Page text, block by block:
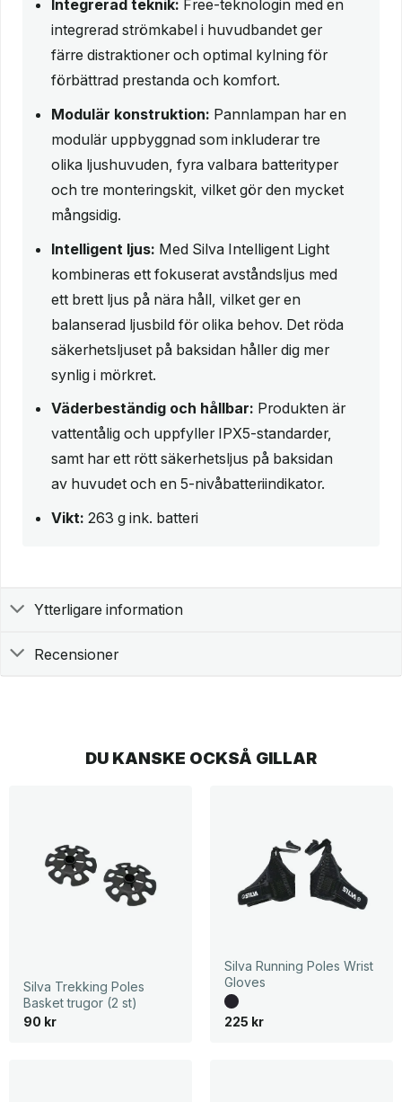
Integrerad teknik: Free-teknologin med en
integrerad strömkabel i huvudbandet ger
färre distraktioner och optimal kylning för
förbättrad prestanda och komfort.
Modulär konstruktion: Pannlampan har en
modulär uppbyggnad som inkluderar tre
olika ljushuvuden, fyra valbara batterityper
och tre monteringskit, vilket gör den mycket
mångsidig.
Intelligent ljus: Med Silva Intelligent Light
kombineras ett fokuserat avståndsljus med
ett brett ljus på nära håll, vilket ger en
balanserad ljusbild för olika behov. Det röda
säkerhetsljuset på baksidan håller dig mer
synlig i mörkret.
Väderbeständig och hållbar: Produkten är
vattentålig och uppfyller IPX5-standarder,
samt har ett rött säkerhetsljus på baksidan
av huvudet och en 5-nivåbatteriindikator.
Vikt: 263 g ink. batteri
Ytterligare information
Recensioner
DU KANSKE OCKSÅ GILLAR
Silva Trekking Poles
Basket trugor (2 st)
90 kr
Silva Running Poles Wrist
Gloves
225 kr